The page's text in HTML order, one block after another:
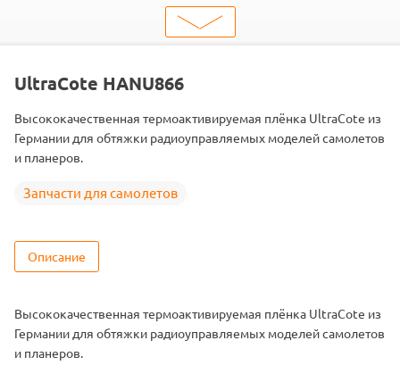
Запчасти для самолетов
UltraCote HANU866
Высококачественная термоактивируемая плёнка UltraCote из
Германии для обтяжки радиоуправляемых моделей самолетов
и планеров.
Запчасти для самолетов
Описание
Высококачественная термоактивируемая плёнка UltraCote из
Германии для обтяжки радиоуправляемых моделей самолетов
и планеров.